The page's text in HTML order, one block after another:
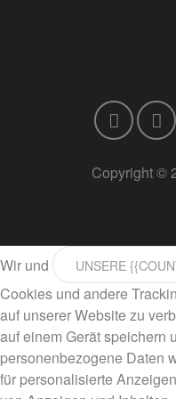
Copyright ©
Wir und UNSERE
Cookies und andere
auf unserer Website zu
auf einem Gerät speichern
personenbezogene Daten
für personalisierte